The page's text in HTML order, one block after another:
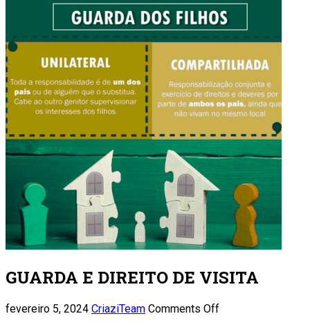
GUARDA E DIREITO DE VISITA
fevereiro 5, 2024 CriaziTeam Comments Off